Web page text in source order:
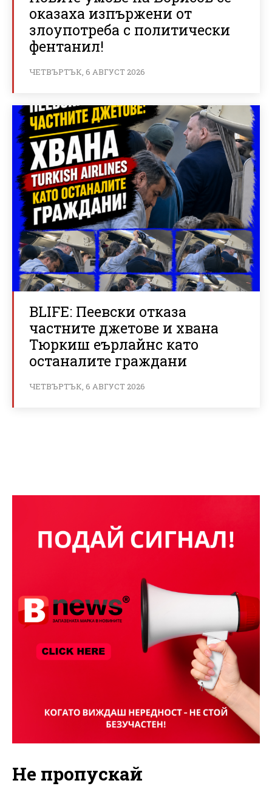
оказаха изпържени от
злоупотреба с политически
фентанил!
ЧЕТВЪРТЪК, 6 АВГУСТ 2026
BLIFE: Пеевски отказа
частните джетове и хвана
Тюркиш еърлайнс като
останалите граждани
ЧЕТВЪРТЪК, 6 АВГУСТ 2026
Не пропускай